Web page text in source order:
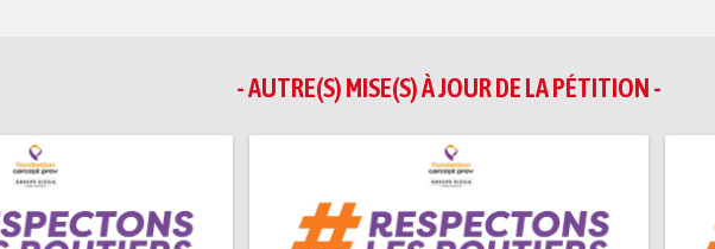
- AUTRE(S) MISE(S) À JOUR DE LA PÉTITION -